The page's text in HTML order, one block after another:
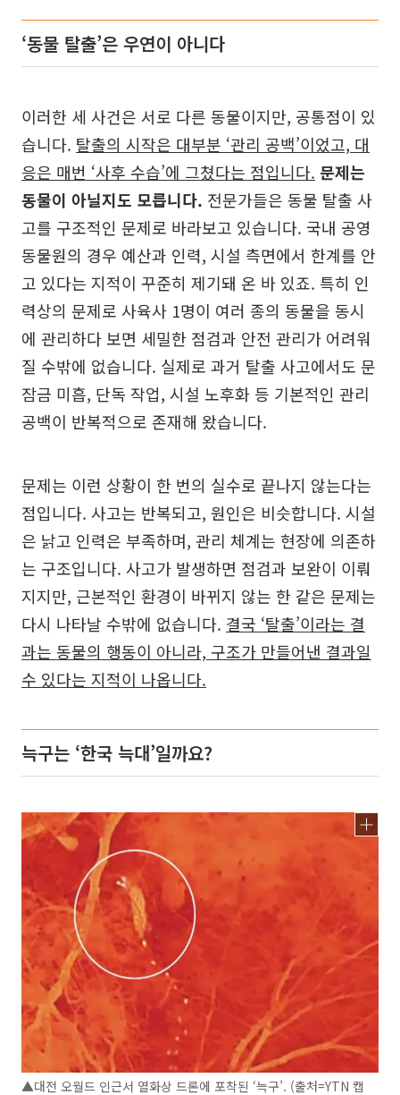
‘동물 탈출’은 우연이 아니다
이러한 세 사건은 서로 다른 동물이지만, 공통점이 있
습니다. 탈출의 시작은 대부분 ‘관리 공백’이었고, 대
응은 매번 ‘사후 수습’에 그쳤다는 점입니다. 문제는
동물이 아닐지도 모릅니다. 전문가들은 동물 탈출 사
고를 구조적인 문제로 바라보고 있습니다. 국내 공영
동물원의 경우 예산과 인력, 시설 측면에서 한계를 안
고 있다는 지적이 꾸준히 제기돼 온 바 있죠. 특히 인
력상의 문제로 사육사 1명이 여러 종의 동물을 동시
에 관리하다 보면 세밀한 점검과 안전 관리가 어려워
질 수밖에 없습니다. 실제로 과거 탈출 사고에서도 문
잠금 미흡, 단독 작업, 시설 노후화 등 기본적인 관리
공백이 반복적으로 존재해 왔습니다.
문제는 이런 상황이 한 번의 실수로 끝나지 않는다는
점입니다. 사고는 반복되고, 원인은 비슷합니다. 시설
은 낡고 인력은 부족하며, 관리 체계는 현장에 의존하
는 구조입니다. 사고가 발생하면 점검과 보완이 이뤄
지지만, 근본적인 환경이 바뀌지 않는 한 같은 문제는
다시 나타날 수밖에 없습니다. 결국 ‘탈출’이라는 결
과는 동물의 행동이 아니라, 구조가 만들어낸 결과일
수 있다는 지적이 나옵니다.
늑구는 ‘한국 늑대’일까요?
▲대전 오월드 인근서 열화상 드론에 포착된 ‘늑구’. (출처=YTN 캡